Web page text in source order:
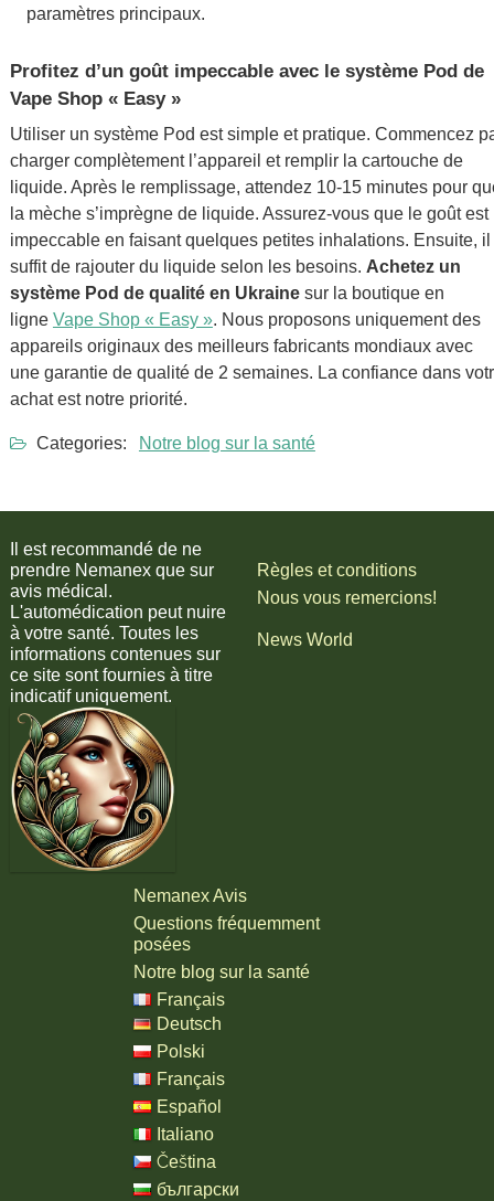
paramètres principaux.
Profitez d’un goût impeccable avec le système Pod de
Vape Shop « Easy »
Utiliser un système Pod est simple et pratique. Commencez
charger complètement l’appareil et remplir la cartouche de
liquide. Après le remplissage, attendez 10-15 minutes pour
la mèche s’imprègne de liquide. Assurez-vous que le goût est
impeccable en faisant quelques petites inhalations. Ensuite, il
suffit de rajouter du liquide selon les besoins. Achetez un
système Pod de qualité en Ukrainesur la boutique en
ligne Vape Shop « Easy ». Nous proposons uniquement des
appareils originaux des meilleurs fabricants mondiaux avec
une garantie de qualité de 2 semaines. La confiance dans
achat est notre priorité.
Categories: Notre blog sur la santé
Il est recommandé de ne
prendre Nemanex que sur
avis médical.
L'automédication peut nuire
à votre santé. Toutes les
informations contenues sur
ce site sont fournies à titre
indicatif uniquement.
Règles et conditions
Nous vous remercions!
News World
Nemanex Avis
Questions fréquemment
posées
Notre blog sur la santé
Français
Deutsch
Polski
Français
Español
Italiano
Čeština
български